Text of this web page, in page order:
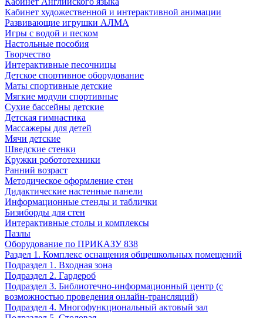
Кабинет художественной и интерактивной анимации
Развивающие игрушки АЛМА
Игры с водой и песком
Настольные пособия
Творчество
Интерактивные песочницы
Детское спортивное оборудование
Маты спортивные детские
Мягкие модули спортивные
Сухие бассейны детские
Детская гимнастика
Массажеры для детей
Мячи детские
Шведские стенки
Кружки робототехники
Ранний возраст
Методическое оформление стен
Дидактические настенные панели
Информационные стенды и таблички
Бизиборды для стен
Интерактивные столы и комплексы
Пазлы
Оборудование по ПРИКАЗУ 838
Раздел 1. Комплекс оснащения общешкольных помещений
Подраздел 1. Входная зона
Подраздел 2. Гардероб
Подраздел 3. Библиотечно-информационный центр (с
возможностью проведения онлайн-трансляций)
Подраздел 4. Многофункциональный актовый зал